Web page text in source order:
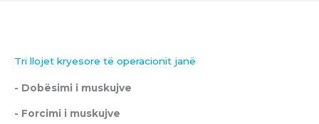
Tri llojet kryesore të operacionit janë
- Dobësimi i muskujve
- Forcimi i muskujve